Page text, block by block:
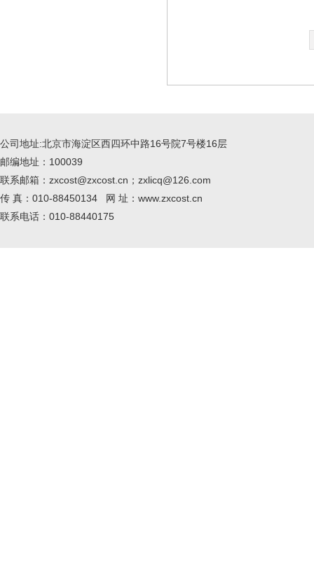
公司地址:北京市海淀区西四环中路16号院7号楼16层
邮编地址：100039
联系邮箱：zxcost@zxcost.cn；zxlicq@126.com
传 真：010-88450134 网 址：www.zxcost.cn
联系电话：010-88440175